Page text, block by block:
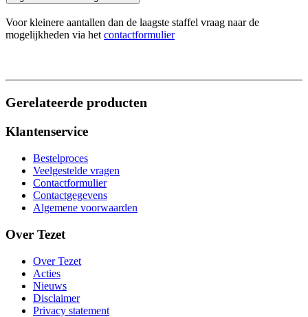
Voor kleinere aantallen dan de laagste staffel vraag naar de
mogelijkheden via hetcontactformulier
Gerelateerde producten
Klantenservice
Bestelproces
Veelgestelde vragen
Contactformulier
Contactgegevens
Algemene voorwaarden
Over Tezet
Over Tezet
Acties
Nieuws
Disclaimer
Privacy statement